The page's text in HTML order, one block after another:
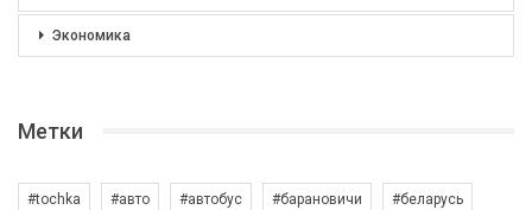
Экономика
Метки
#tochka #авто #автобус #барановичи #беларусь